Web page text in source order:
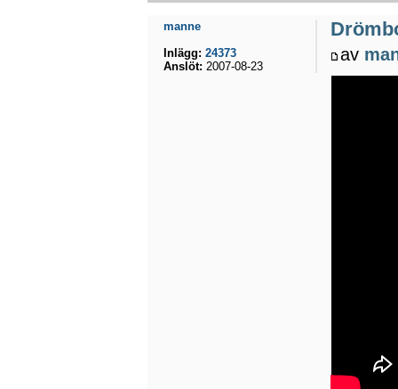
av
manne
Inlägg: 24373
Anslöt: 2007-08-23